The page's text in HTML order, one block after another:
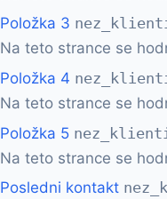
Položka 3
Na teto strance se
Položka 4
Na teto strance se
Položka 5
Na teto strance se
Posledni kontakt